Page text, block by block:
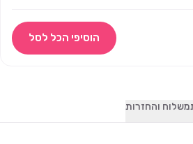
הוסיפי הכל לסל
משלוח והחזרות